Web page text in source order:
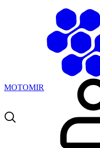
MOTOMIR